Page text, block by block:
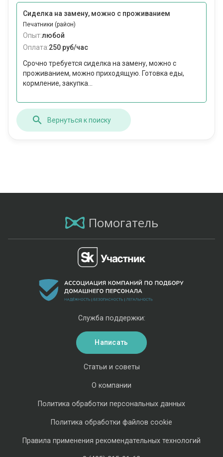
Сиделка на замену, можно с проживанием
Печатники (район)
Опыт:любой
Оплата:250 руб/час
Срочно требуется сиделка на замену, можно с
проживанием, можно приходящую. Готовка еды,
кормление, закупка...
Вернуться к поиску
Помогатель
Статьи и советы
О компании
Политика обработки персональных данных
Политика обработки файлов cookie
Правила применения рекомендательных технологий
Служба поддержки:
Написать